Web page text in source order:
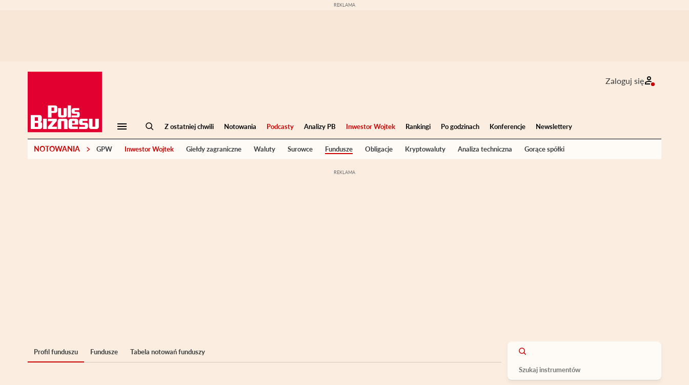
Zaloguj się
Z ostatniej chwili Notowania Podcasty Analizy PB Inwestor Wojtek Rankingi Po godzinach Konferencje Newslettery
NOTOWANIA GPW Inwestor Wojtek Giełdy zagraniczne Waluty Surowce Fundusze Obligacje Kryptowaluty Analiza techniczna Gorące spółki
Profil funduszu Fundusze Tabela notowań funduszy